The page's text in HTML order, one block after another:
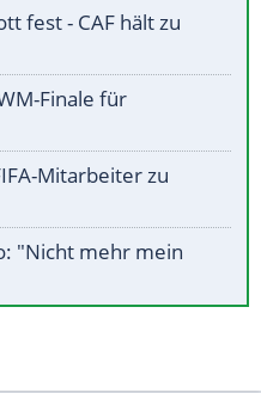
fest - CAF hält zu
Finale für
Mitarbeiter zu
"Nicht mehr mein